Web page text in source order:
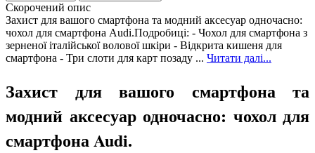
Скорочений опис
Захист для вашого смартфона та модний аксесуар одночасно:
чохол для смартфона Audi.Подробиці: - Чохол для смартфона з
зерненої італійської волової шкіри - Відкрита кишеня для
смартфона - Три слоти для карт позаду ... Читати далі...
Захист для вашого смартфона та
модний аксесуар одночасно: чохол для
смартфона Audi.